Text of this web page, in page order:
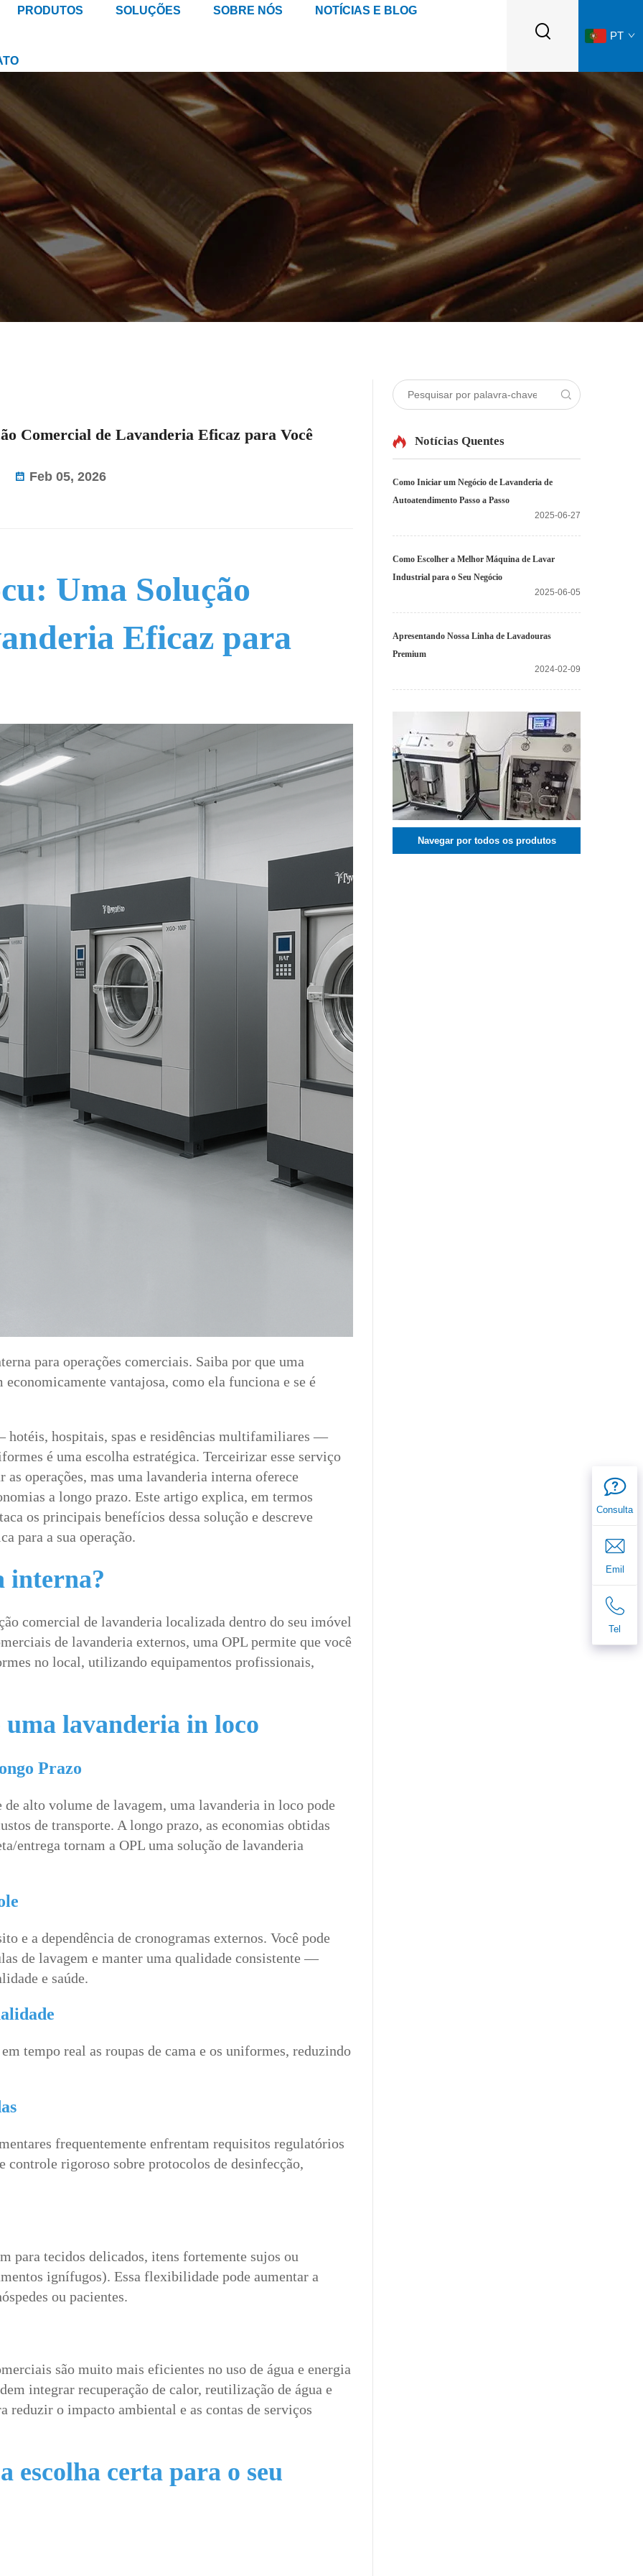
PRODUTOS SOLUÇÕES SOBRE NÓS NOTÍCIAS E BLOG
PT
Comercial de Lavanderia Eficaz para Você
Feb 05, 2026
Uma Solução
Eficaz para
para operações comerciais. Saiba por que uma
vantajosa, como ela funciona e se é
hotéis, hospitais, spas e residências multifamiliares —
é uma escolha estratégica. Terceirizar esse serviço
operações, mas uma lavanderia interna oferece
a longo prazo. Este artigo explica, em termos
os principais benefícios dessa solução e descreve
para a sua operação.
interna?
comercial de lavanderia localizada dentro do seu imóvel
de lavanderia externos, uma OPL permite que você
no local, utilizando equipamentos profissionais,
lavanderia in loco
Prazo
de alto volume de lavagem, uma lavanderia in loco pode
de transporte. A longo prazo, as economias obtidas
entrega tornam a OPL uma solução de lavanderia
e a dependência de cronogramas externos. Você pode
de lavagem e manter uma qualidade consistente —
e saúde.
tempo real as roupas de cama e os uniformes, reduzindo
frequentemente enfrentam requisitos regulatórios
controle rigoroso sobre protocolos de desinfecção,
para tecidos delicados, itens fortemente sujos ou
ignífugos). Essa flexibilidade pode aumentar a
ou pacientes.
são muito mais eficientes no uso de água e energia
integrar recuperação de calor, reutilização de água e
reduzir o impacto ambiental e as contas de serviços
escolha certa para o seu
Notícias Quentes
Como Iniciar um Negócio de Lavanderia de
Autoatendimento Passo a Passo
2025-06-27
Como Escolher a Melhor Máquina de Lavar
Industrial para o Seu Negócio
2025-06-05
Apresentando Nossa Linha de Lavadouras
Premium
2024-02-09
Navegar por todos os produtos
Consulta
Emil
Tel